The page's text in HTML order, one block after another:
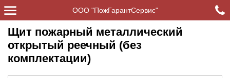
ООО "ПожГарантСервис"
Щит пожарный металлический
открытый реечный (без
комплектации)